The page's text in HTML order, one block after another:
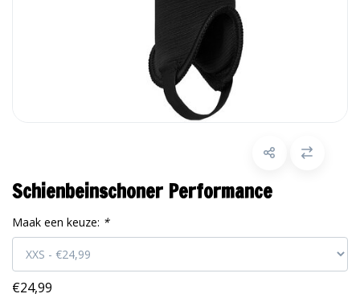
Schienbeinschoner Performance
Maak een keuze: *
€24,99